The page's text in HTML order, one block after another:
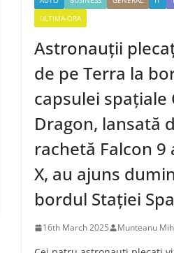
ULTIMA-ORA
Astronauții
de pe Terra la
capsulei spațiale
Dragon, lansată
rachetă Falcon 9
X, au ajuns
bordul Stației
16th March 2025 Munteanu